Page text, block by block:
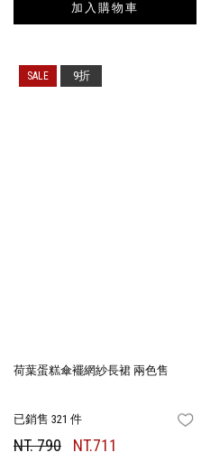
加入購物車
荷葉蛋糕傘襬網紗長裙 兩色售
已銷售 321 件
NT. 790 NT.711
9折